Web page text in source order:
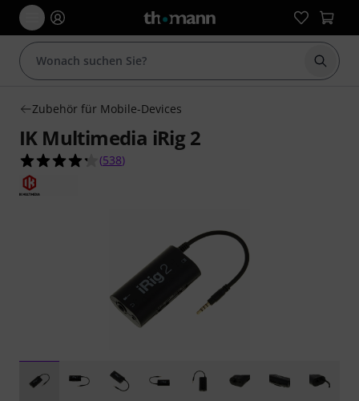
Suche
Zubehör für Mobile-Devices
IK Multimedia iRig 2
4.2 von 5 Sternen aus 538 Kundenbewertungen
(538)